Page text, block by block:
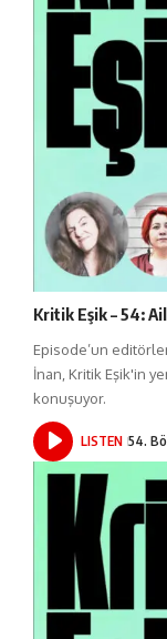
Kritik Eşik – 54:
Episode’un
İnan, Kritik Eşik'in
konuşuyor.
LISTEN 54.